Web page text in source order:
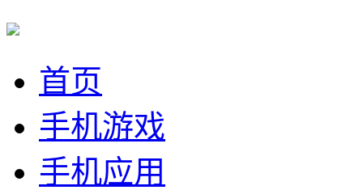
首页
手机游戏
手机应用